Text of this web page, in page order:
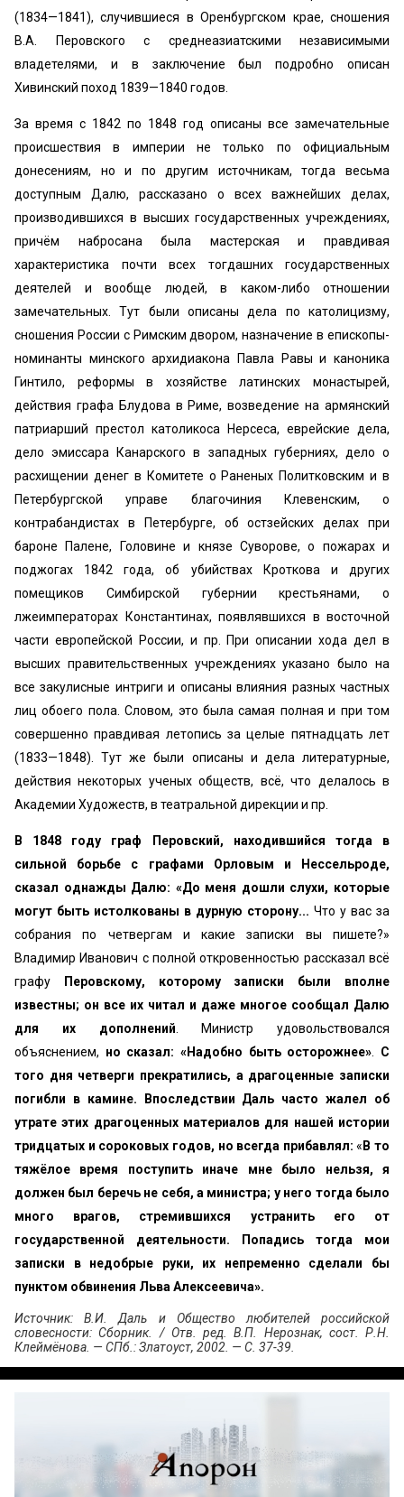
(1834—1841), случившиеся в Оренбургском крае, сношения
В.А. Перовского с среднеазиатскими независимыми
владетелями, и в заключение был подробно описан
Хивинский поход 1839—1840 годов.
За время с 1842 по 1848 год описаны все замечательные
происшествия в империи не только по официальным
донесениям, но и по другим источникам, тогда весьма
доступным Далю, рассказано о всех важнейших делах,
производившихся в высших государственных учреждениях,
причём набросана была мастерская и правдивая
характеристика почти всех тогдашних государственных
деятелей и вообще людей, в каком-либо отношении
замечательных. Тут были описаны дела по католицизму,
сношения России с Римским двором, назначение в епископы-
номинанты минского архидиакона Павла Равы и каноника
Гинтило, реформы в хозяйстве латинских монастырей,
действия графа Блудова в Риме, возведение на армянский
патриарший престол католикоса Нерсеса, еврейские дела,
дело эмиссара Канарского в западных губерниях, дело о
расхищении денег в Комитете о Раненых Политковским и в
Петербургской управе благочиния Клевенским, о
контрабандистах в Петербурге, об остзейских делах при
бароне Палене, Головине и князе Суворове, о пожарах и
поджогах 1842 года, об убийствах Кроткова и других
помещиков Симбирской губернии крестьянами, о
лжеимператорах Константинах, появлявшихся в восточной
части европейской России, и пр. При описании хода дел в
высших правительственных учреждениях указано было на
все закулисные интриги и описаны влияния разных частных
лиц обоего пола. Словом, это была самая полная и при том
совершенно правдивая летопись за целые пятнадцать лет
(1833—1848). Тут же были описаны и дела литературные,
действия некоторых ученых обществ, всё, что делалось в
Академии Художеств, в театральной дирекции и пр.
В 1848 году граф Перовский, находившийся тогда в
сильной борьбе с графами Орловым и Нессельроде,
сказал однажды Далю: «До меня дошли слухи, которые
могут быть истолкованы в дурную сторону... Что у вас за
собрания по четвергам и какие записки вы пишете?»
Владимир Иванович с полной откровенностью рассказал всё
графу
Перовскому, которому записки были вполне
известны; он все их читал и даже многое сообщал Далю
для их дополнений . Министр удовольствовался
объяснением, но сказал: «Надобно быть осторожнее»
С
того дня четверги прекратились, а драгоценные записки
погибли в камине. Впоследствии Даль часто жалел об
утрате этих драгоценных материалов для нашей истории
тридцатых и сороковых годов, но всегда прибавлял:« В то
тяжёлое время поступить иначе мне было нельзя, я
должен был беречь не себя, а министра; у него тогда было
много врагов, стремившихся устранить его от
государственной деятельности. Попадись тогда мои
записки в недобрые руки, их непременно сделали бы
пунктом обвинения Льва Алексеевича».
Источник: В.И. Даль и Общество любителей российской
словесности: Сборник. / Отв. ред. В.П. Нерознак, сост. Р.Н.
Клеймёнова. — СПб.: Златоуст, 2002. — С. 37-39.